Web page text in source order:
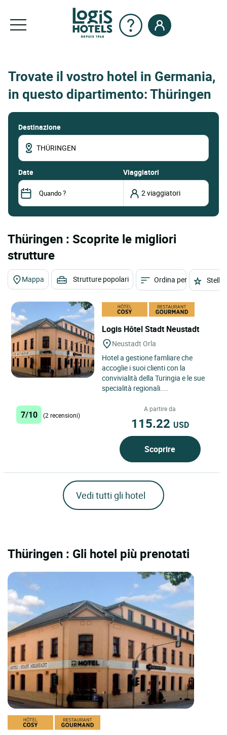
Trovate il vostro hotel in Germania,
in questo dipartimento: Thüringen
Destinazione
date Viaggiatori
Thüringen : Scoprite le migliori
strutture
Mappa Strutture popolari Ordina per Stelle
Logis Hôtel Stadt Neustadt
Neustadt Orla
Hotel a gestione famliare che
accoglie i suoi clienti con la
convivialità della Turingia e le sue
specialità regionali....
7/10 (2 recensioni)
A partire da
115.22 USD
Scoprire
Vedi tutti gli hotel
Thüringen : Gli hotel più prenotati